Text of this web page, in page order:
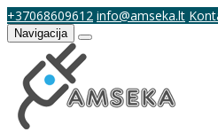
+37068609612 info@amseka.lt
Navigacija